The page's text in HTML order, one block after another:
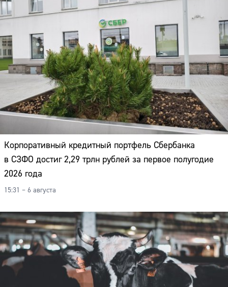
Корпоративный кредитный портфель Сбербанка
в СЗФО достиг 2,29 трлн рублей за первое полугодие
2026 года
15:31 – 6 августа